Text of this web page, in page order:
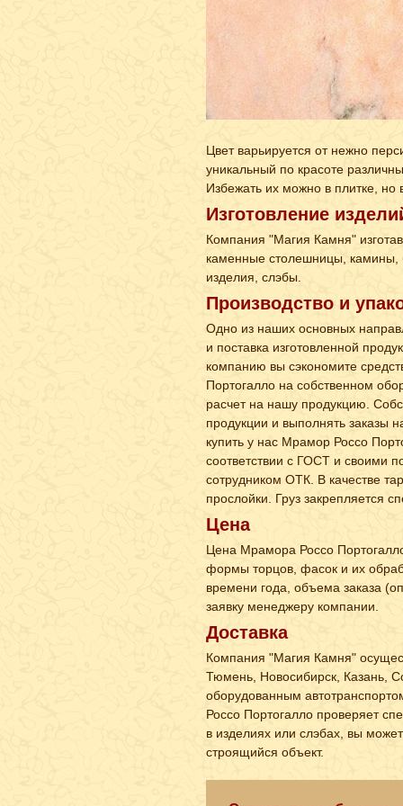
Цвет варьируется от нежно
уникальный по красоте
Избежать их можно в плитке,
Изготовление
Компания "Магия Камня"
каменные столешницы, камины,
изделия, слэбы.
Производство и
Одно из наших основных
и поставка изготовленной
компанию вы сэкономите
Портогалло на собственном
расчет на нашу продукцию.
продукции и выполнять заказы
купить у нас Мрамор Россо
соответствии с ГОСТ и своими
сотрудником ОТК. В качестве
прослойки. Груз закрепляется
Цена
Цена Мрамора Россо
формы торцов, фасок и их
времени года, объема заказа
заявку менеджеру компании.
Доставка
Компания "Магия Камня"
Тюмень, Новосибирск, Казань,
оборудованным
Россо Портогалло проверяет
в изделиях или слэбах, вы
строящийся объект.